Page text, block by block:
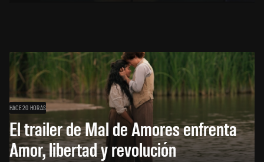
HACE 20 HORAS
El trailer de Mal de Amores enfrenta
Amor, libertad y revolución